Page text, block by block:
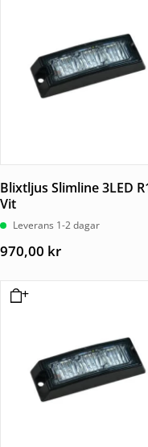
Blixtljus Slimline 3LED
Vit
Leverans 1-2 dagar
970,00 kr